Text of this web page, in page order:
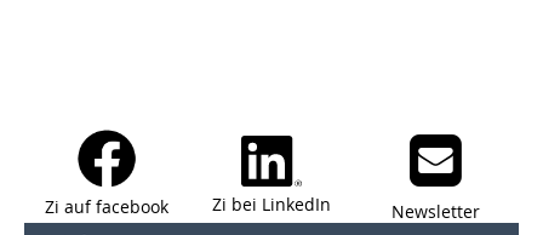
Zi auf facebook Zi bei LinkedIn Newsletter